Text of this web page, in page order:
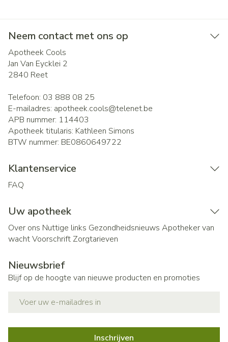
Neem contact met ons op
Apotheek Cools
Jan Van Eycklei 2
2840 Reet
Telefoon: 03 888 08 25
E-mailadres: apotheek.cools@telenet.be
APB nummer: 114403
Apotheek titularis: Kathleen Simons
BTW nummer: BE0860649722
Klantenservice
FAQ
Uw apotheek
Over ons Nuttige links Gezondheidsnieuws Apotheker van
wachtVoorschrift Zorgtarieven
Nieuwsbrief
Blijf op de hoogte van nieuwe producten en promoties
Inschrijven